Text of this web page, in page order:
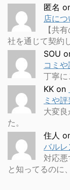
匿名
店に
【共
社を通じて契約
SOU
コミや
丁寧に
KK on
ミや評
大変
た。
住人
バル
対応
と知ってるのに